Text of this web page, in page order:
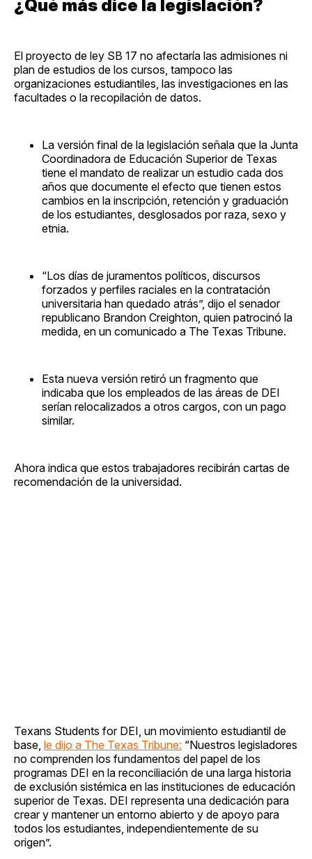
¿Qué más dice la legislación?
El proyecto de ley SB 17 no afectaría las admisiones ni
plan de estudios de los cursos, tampoco las
organizaciones estudiantiles, las investigaciones en las
facultades o la recopilación de datos.
La versión final de la legislación señala que la Junta
Coordinadora de Educación Superior de Texas
tiene el mandato de realizar un estudio cada dos
años que documente el efecto que tienen estos
cambios en la inscripción, retención y graduación
de los estudiantes, desglosados ​​por raza, sexo y
etnia.
“Los días de juramentos políticos, discursos
forzados y perfiles raciales en la contratación
universitaria han quedado atrás”, dijo el senador
republicano Brandon Creighton, quien patrocinó la
medida, en un comunicado a The Texas Tribune.
Esta nueva versión retiró un fragmento que
indicaba que los empleados de las áreas de DEI
serían relocalizados a otros cargos, con un pago
similar.
Ahora indica que estos trabajadores recibirán cartas de
recomendación de la universidad.
Texans Students for DEI, un movimiento estudiantil de
base, le dijo a The Texas Tribune: “Nuestros legisladores
no comprenden los fundamentos del papel de los
programas DEI en la reconciliación de una larga historia
de exclusión sistémica en las instituciones de educación
superior de Texas. DEI representa una dedicación para
crear y mantener un entorno abierto y de apoyo para
todos los estudiantes, independientemente de su
origen”.